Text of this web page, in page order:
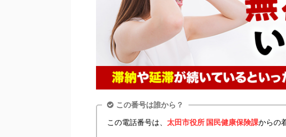
この番号は誰から？
この電話番号は、 太田市役所 国民健康保険課からの